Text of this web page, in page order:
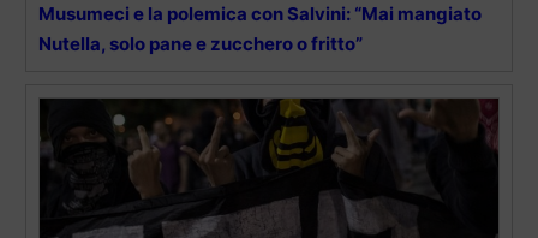
Musumeci e la polemica con Salvini: “Mai mangiato
Nutella, solo pane e zucchero o fritto”